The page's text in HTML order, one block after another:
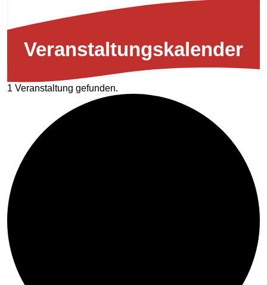
Veranstal­tungs­kalender
1 Veranstaltung gefunden.